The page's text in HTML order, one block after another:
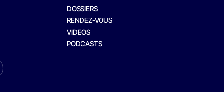
DOSSIERS
RENDEZ-VOUS
VIDEOS
PODCASTS